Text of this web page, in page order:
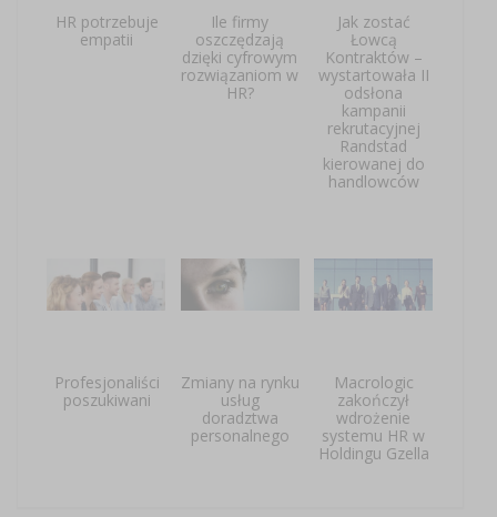
HR potrzebuje
empatii
Ile firmy
oszczędzają
dzięki cyfrowym
rozwiązaniom w
HR?
Jak zostać
Łowcą
Kontraktów –
wystartowała II
odsłona
kampanii
rekrutacyjnej
Randstad
kierowanej do
handlowców
Profesjonaliści
poszukiwani
Zmiany na rynku
usług
doradztwa
personalnego
Macrologic
zakończył
wdrożenie
systemu HR w
Holdingu Gzella